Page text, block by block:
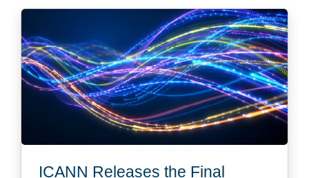
ICANN Releases the Final